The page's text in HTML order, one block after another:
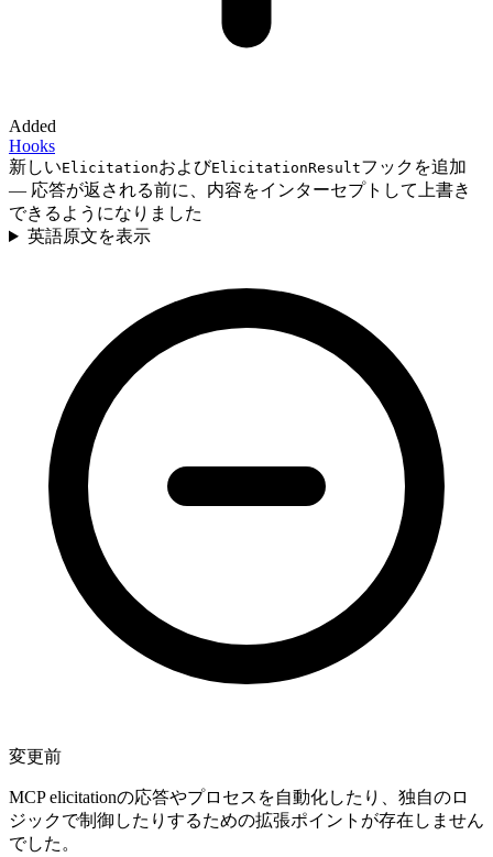
Added
Hooks
新しいElicitationおよびElicitationResultフックを追加
— 応答が返される前に、内容をインターセプトして上書き
できるようになりました
英語原文を表示
変更前
MCP elicitationの応答やプロセスを自動化したり、独自のロ
ジックで制御したりするための拡張ポイントが存在しません
でした。